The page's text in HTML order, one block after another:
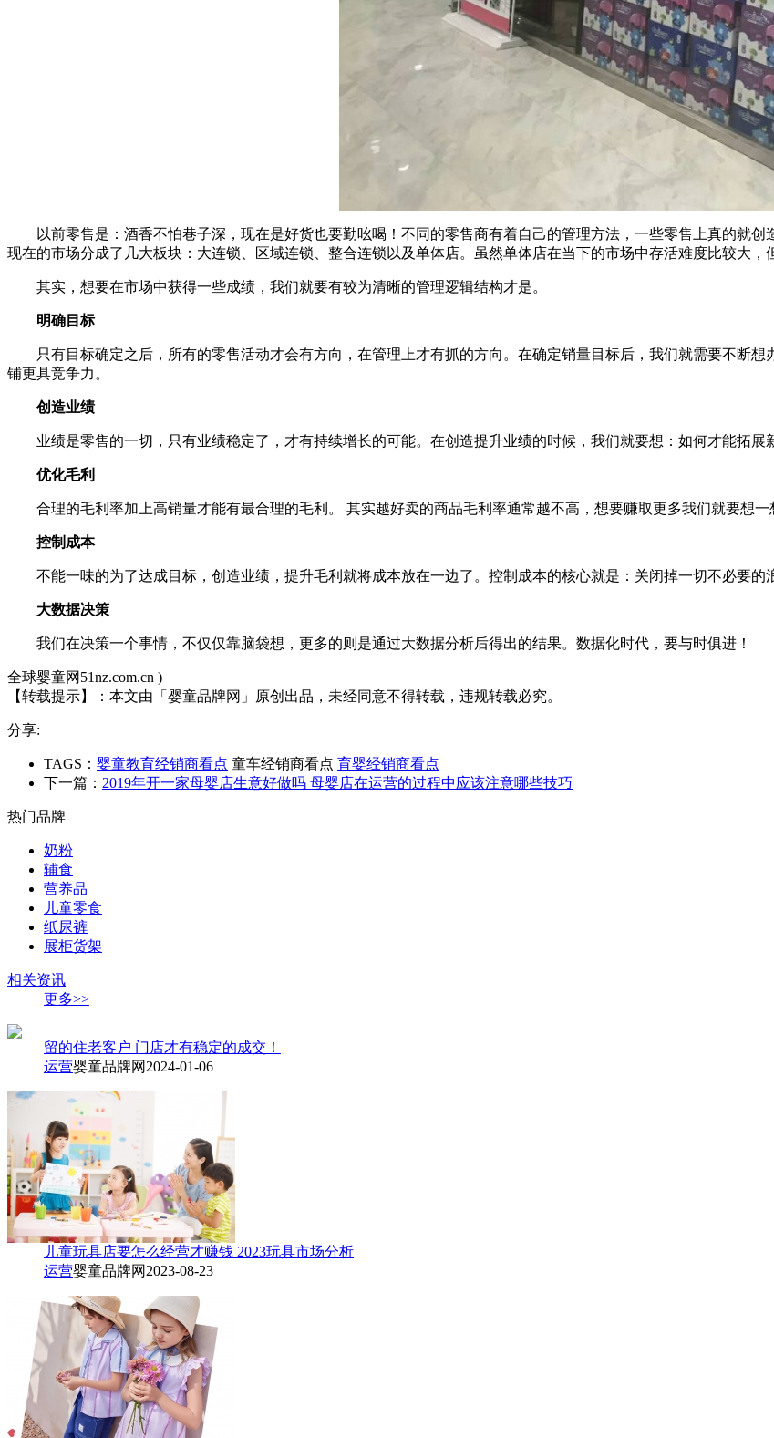
以前零售是：酒香不怕巷子深，现在是好货也要勤吆喝！不同的零售商有着自己的管理方法，一些零售上真的就创
现在的市场分成了几大板块：大连锁、区域连锁、整合连锁以及单体店。虽然单体店在当下的市场中存活难度比较大，
其实，想要在市场中获得一些成绩，我们就要有较为清晰的管理逻辑结构才是。
明确目标
只有目标确定之后，所有的零售活动才会有方向，在管理上才有抓的方向。在确定销量目标后，我们就需要不断
铺更具竞争力。
创造业绩
业绩是零售的一切，只有业绩稳定了，才有持续增长的可能。在创造提升业绩的时候，我们就要想：如何才能拓展
优化毛利
合理的毛利率加上高销量才能有最合理的毛利。 其实越好卖的商品毛利率通常越不高，想要赚取更多我们就要想一
控制成本
不能一味的为了达成目标，创造业绩，提升毛利就将成本放在一边了。控制成本的核心就是：关闭掉一切不必要的
大数据决策
我们在决策一个事情，不仅仅靠脑袋想，更多的则是通过大数据分析后得出的结果。数据化时代，要与时俱进！
全球婴童网51nz.com.cn )
【转载提示】： 本文由「婴童品牌网」原创出品，未经同意不得转载，违规转载必究。
分享:
TAGS： 婴童教育经销商看点 童车经销商看点 育婴经销商看点
下一篇： 2019年开一家母婴店生意好做吗 母婴店在运营的过程中应该注意哪些技巧
热门品牌
奶粉
辅食
营养品
儿童零食
纸尿裤
展柜货架
相关资讯
更多>>
留的住老客户 门店才有稳定的成交！
运营婴童品牌网 2024-01-06
儿童玩具店要怎么经营才赚钱 2023玩具市场分析
运营婴童品牌网 2023-08-23